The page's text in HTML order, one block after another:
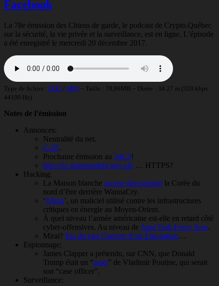
Facebook
La 78e émission des Chiens de garde, le podcast de Crypto.Québec
sur la sécurité, la vie privée et la surveillance, est en ligne. L’épisode
a été enregistré le mercredi 20 décembre 2017.
Type de fichier : OGG MP3 – Taille : 78,86MB – Durée : 34:27 m (320 kbps
44100 Hz)
Notes de l’émission
Annonces:
Neutralité du net.
C-59.
Prochaine émission au 34C3!
http://isc.independent.gov.uk/… HTTPS?
Hacking:
La Maison blanche accuse directement la Corée du
nord d’être derrière WannaCry.
‘Triton’, un maliciel utilisé contre les infrastructures
critiques en énergie au Moyen-Orient.
À quel niveau l’armée américaine est-elle en retard côté
cyber-offensives. Au niveau de Joint Task Force Ares.
Mirai? Pas du tout l’oeuvre d’un État-nation…
Espionnage:
James Clapper a prétendu, sur CNN, que Donald
Trump était un “asset” de Vladimir Poutine, qui serait
son “case officer”.
Surveillance: